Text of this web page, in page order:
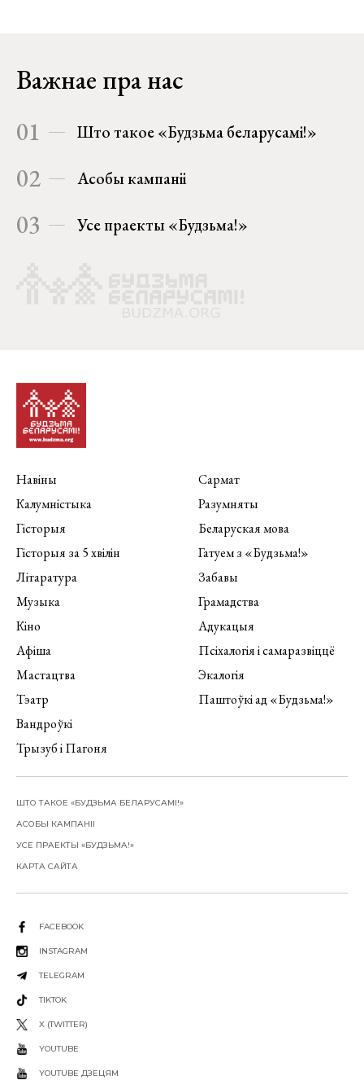
Важнае пра нас
01 Што такое «Будзьма беларусамі!»
02 Асобы кампаніі
03 Усе праекты «Будзьма!»
Навіны
Калумністыка
Гісторыя
Гісторыя за 5 хвілін
Літаратура
Музыка
Кіно
Афіша
Мастацтва
Тэатр
Вандроўкі
Трызуб і Пагоня
Сармат
Разумняты
Беларуская мова
Гатуем з «Будзьма!»
Забавы
Грамадства
Адукацыя
Псіхалогія і самаразвіццё
Экалогія
Паштоўкі ад «Будзьма!»
ШТО ТАКОЕ «БУДЗЬМА БЕЛАРУСАМІ!»
АСОБЫ КАМПАНІІ
УСЕ ПРАЕКТЫ «БУДЗЬМА!»
КАРТА САЙТА
FACEBOOK
INSTAGRAM
TELEGRAM
TIKTOK
X (TWITTER)
YOUTUBE
YOUTUBE ДЗЕЦЯМ